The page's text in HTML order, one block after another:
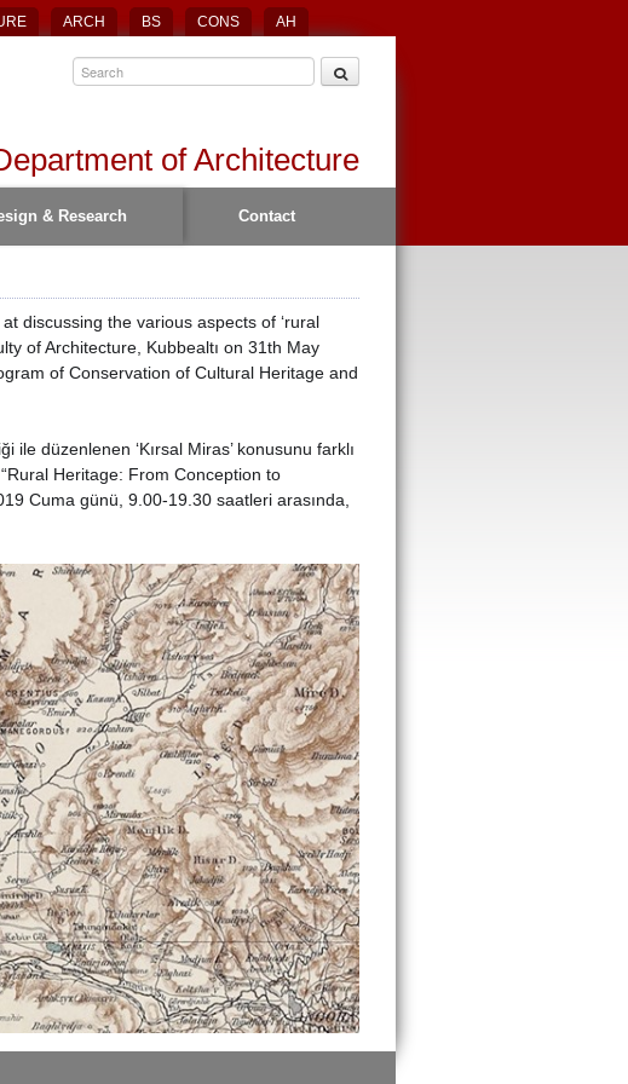
ARCH BS CONS AH
of Architecture
& Research Contact
discussing the various aspects of ‘rural
of Architecture, Kubbealtı on 31th May
of Conservation of Cultural Heritage and
düzenlenen ‘Kırsal Miras’ konusunu farklı
Heritage: From Conception to
Cuma günü, 9.00-19.30 saatleri arasında,